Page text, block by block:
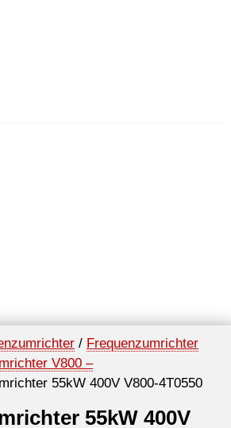
/ Frequenzumrichter
V800 –
55kW 400V V800-4T0550
55kW 400V